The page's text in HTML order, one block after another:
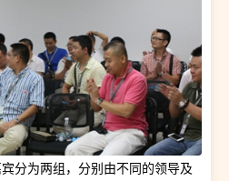
分为两组，分别由不同的领导及